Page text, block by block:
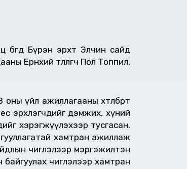
Бүрэн эрхт Элчин сайд
төлөөлөгч Пол Топпил,
үйл ажиллагааны хөтөлбөрт
эрхлэгчдийг дэмжих, хүний
хэрэгжүүлэхээр тусгасан.
хамтран ажиллаж
чиглэлээр мэргэжилтэн
чиглэлээр хамтран